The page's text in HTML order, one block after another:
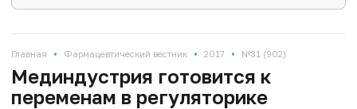
Главная • Фармацевтический вестник • 2017 • №31 (902)
Мединдустрия готовится к
переменам в регуляторике